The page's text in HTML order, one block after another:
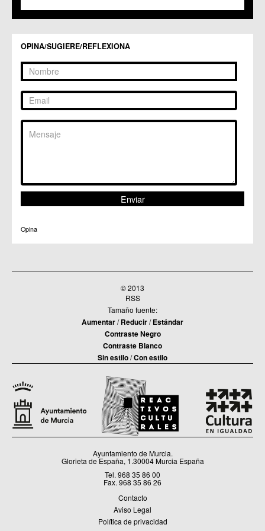
C.C. Zarandona
OPINA/SUGIERE/REFLEXIONA
Opina
© 2013
RSS
Tamaño fuente:
Aumentar/Reducir/Estándar
Contraste Negro
Contraste Blanco
Sin estilo/Con estilo
Ayuntamiento de Murcia.
Glorieta de España, 1.30004 Murcia España
Tel. 968 35 86 00
Fax. 968 35 86 26
Contacto
Aviso Legal
Política de privacidad